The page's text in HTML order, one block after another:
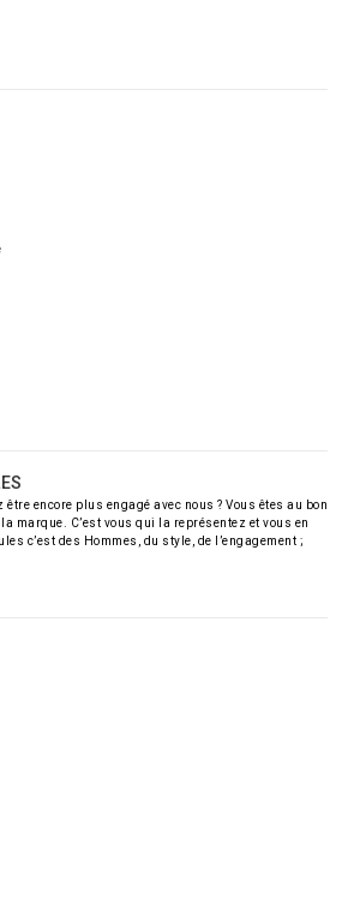
encore plus engagé avec nous ? Vous êtes au bon
marque. C’est vous qui la représentez et vous en
c’est des Hommes, du style, de l’engagement ;